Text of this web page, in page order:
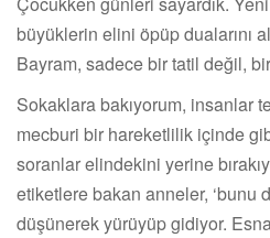
büyüklerin elini öpüp dualarını
Bayram, sadece bir tatil değil,
Sokaklara bakıyorum, insanlar
mecburi bir hareketlilik içinde
soranlar elindekini yerine
etiketlere bakan anneler, ‘bunu
düşünerek yürüyüp gidiyor.